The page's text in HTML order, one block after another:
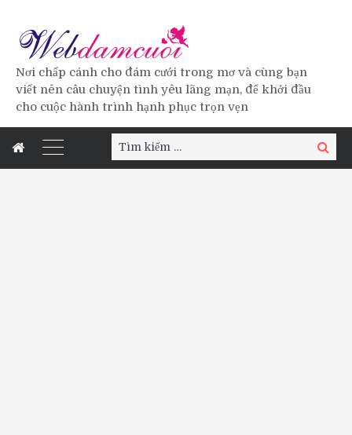
Nơi chấp cánh cho đám cưới trong mơ và cùng bạn
viết nên câu chuyện tình yêu lãng mạn, để khởi đầu
cho cuộc hành trình hạnh phục trọn vẹn
Tìm
kiếm:
Tìm
kiếm